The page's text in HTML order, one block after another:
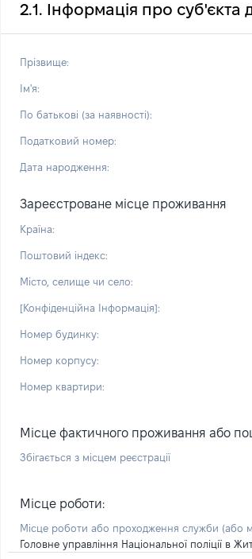
2.1. Інформація про суб'єкта
Прізвище:
Ім'я:
По батькові (за наявності):
Податковий номер:
Дата народження:
Зареєстроване місце проживання
Країна:
Поштовий індекс:
Місто, селище чи село:
[Конфіденційна Інформація]:
Номер будинку:
Номер корпусу:
Номер квартири:
Місце фактичного проживання або
Збігається з місцем реєстрації
Місце роботи:
Місце роботи або проходження служби (або
Головне управління Національної поліції в